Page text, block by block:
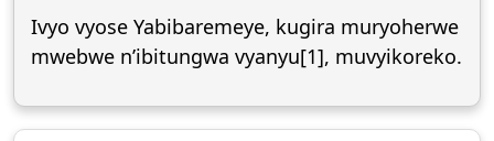
Ivyo vyose Yabibaremeye, kugira muryoherwe
mwebwe n’ibitungwa vyanyu[1], muvyikoreko.